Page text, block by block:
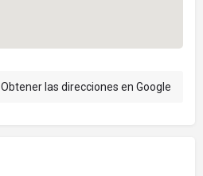
Obtener las direcciones en Google